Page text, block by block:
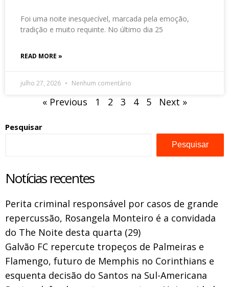
Foi uma noite inesquecível, marcada pela emoção,
tradição e muito requinte. No último dia 25
READ MORE »
julho 27, 2026 Nenhum comentário
« Previous 1 2 3 4 5 Next »
Pesquisar
Pesquisar
Notícias recentes
Perita criminal responsável por casos de grande
repercussão, Rosangela Monteiro é a convidada
do The Noite desta quarta (29)
Galvão FC repercute tropeços de Palmeiras e
Flamengo, futuro de Memphis no Corinthians e
esquenta decisão do Santos na Sul-Americana